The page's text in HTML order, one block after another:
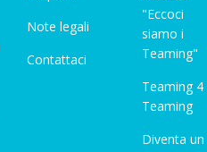
Note legali
Contattaci
"Eccoci
siamo i
Teaming"
Teaming 4
Teaming
Diventa un